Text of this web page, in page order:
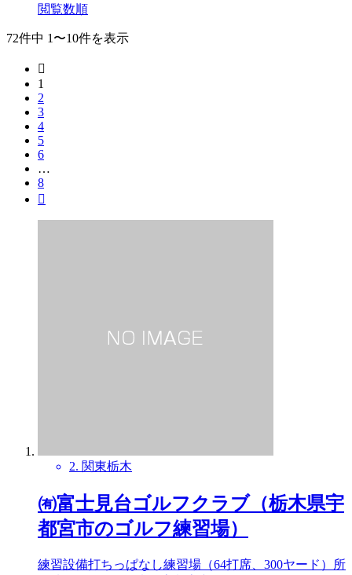
閲覧数順
72件中 1〜10件を表示

1
2
3
4
5
6
…
8

2. 関東栃木
㈲富士見台ゴルフクラブ（栃木県宇
都宮市のゴルフ練習場）
練習設備打ちっぱなし練習場（64打席、300ヤード）所